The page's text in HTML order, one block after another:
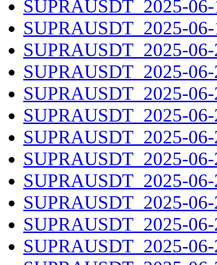
SUPRAUSDT_2025-06-
SUPRAUSDT_2025-06-
SUPRAUSDT_2025-06-
SUPRAUSDT_2025-06-
SUPRAUSDT_2025-06-
SUPRAUSDT_2025-06-
SUPRAUSDT_2025-06-
SUPRAUSDT_2025-06-
SUPRAUSDT_2025-06-
SUPRAUSDT_2025-06-
SUPRAUSDT_2025-06-
SUPRAUSDT_2025-06-